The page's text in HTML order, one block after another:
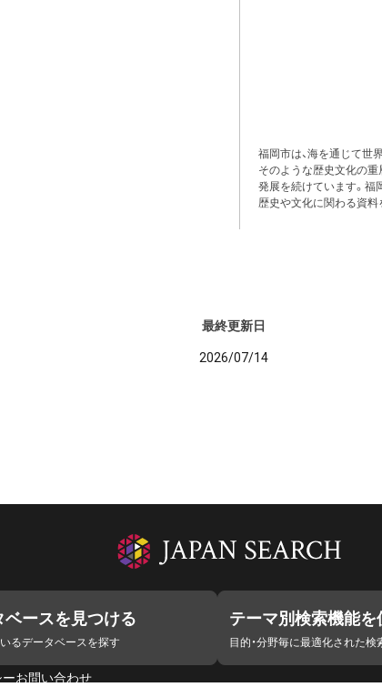
福岡市は、海を通じて世
そのような歴史文化の重
発展を続けています。福
歴史や文化に関わる資料
最終更新日
2026/07/14
ベースを見つける
るデータベースを探す
テーマ別検索機能を
目的・分野毎に最適化された検
お問い合わせ